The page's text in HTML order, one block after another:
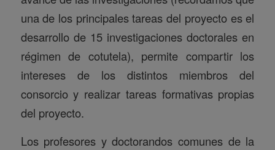
una de los principales tareas del proyecto es el
desarrollo de 15 investigaciones doctorales en
régimen de cotutela), permite compartir los
intereses de los distintos miembros del
consorcio y realizar tareas formativas propias
del proyecto.
Los profesores y doctorandos comunes de la